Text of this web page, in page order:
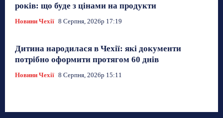
років: що буде з цінами на продукти
Новини Чехії 8 Серпня, 2026р 17:19
Дитина народилася в Чехії: які документи
потрібно оформити протягом 60 днів
Новини Чехії 8 Серпня, 2026р 15:11